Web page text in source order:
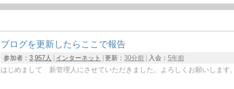
ブログを更新したらここで報告
参加者：3,957人 インターネット 更新： 30分前 入会： 5年前
はじめまして 新管理人にさせていただきました。よろしくお願いします。